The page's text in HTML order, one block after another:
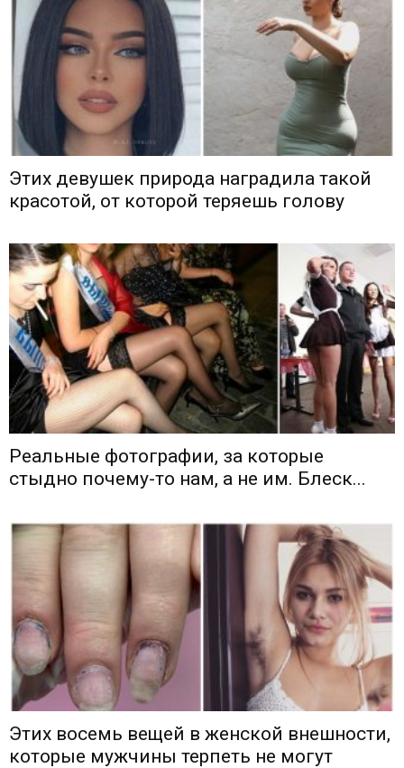
Этих девушек природа наградила такой
красотой, от которой теряешь голову
Реальные фотографии, за которые
стыдно почему-то нам, а не им. Блеск...
Этих восемь вещей в женской внешности,
которые мужчины терпеть не могут